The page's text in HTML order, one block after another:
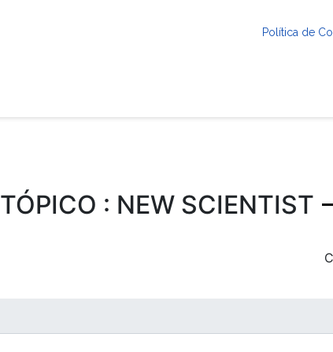
Política de
TÓPICO : NEW SCIENTIST